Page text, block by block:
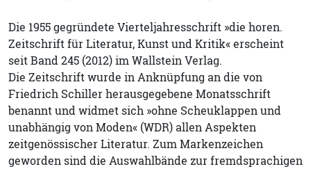
Die 1955 gegründete Vierteljahresschrift »die horen.
Zeitschrift für Literatur, Kunst und Kritik« erscheint
seit Band 245 (2012) im Wallstein Verlag.
Die Zeitschrift wurde in Anknüpfung an die von
Friedrich Schiller herausgegebene Monatsschrift
benannt und widmet sich »ohne Scheuklappen und
unabhängig von Moden« (WDR) allen Aspekten
zeitgenössischer Literatur. Zum Markenzeichen
geworden sind die Auswahlbände zur fremdsprachigen